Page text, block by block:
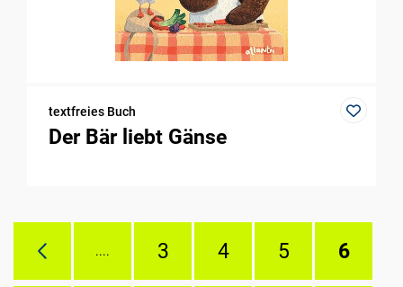
textfreies Buch
Der Bär liebt Gänse
.... 3 4 5 6